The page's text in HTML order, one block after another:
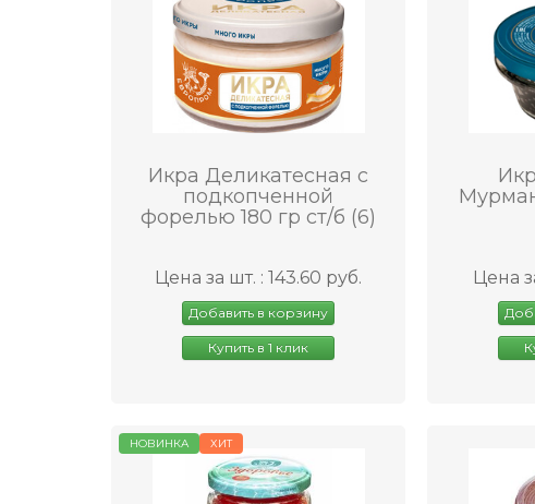
Икра Деликатесная с
подкопченной
форелью 180 гр ст/б (6)
Цена за шт. : 143.60 руб.
Добавить в корзину
Купить в 1 клик
Цена
НОВИНКА ХИТ